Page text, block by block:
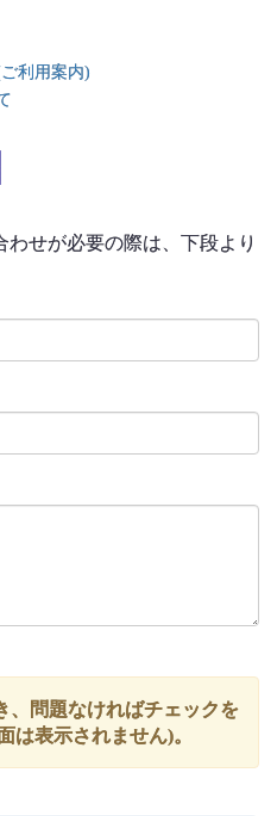
利用案内)
せが必要の際は、下段より
、問題なければチェックを
は表示されません)。